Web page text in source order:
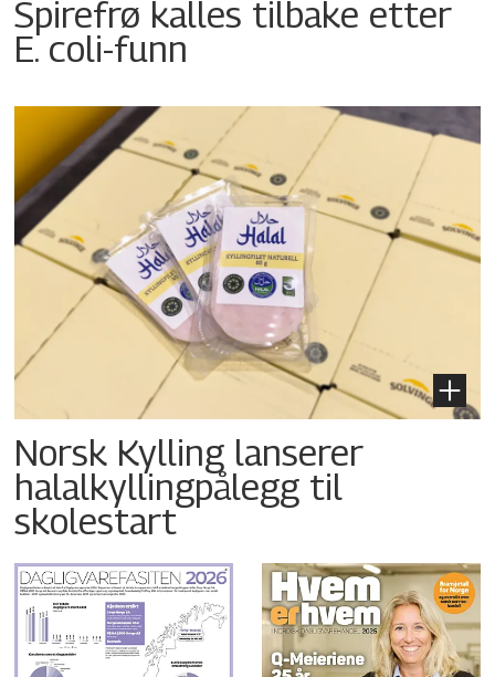
Spirefrø kalles tilbake etter
E. coli-funn
Norsk Kylling lanserer
halalkyllingpålegg til
skolestart